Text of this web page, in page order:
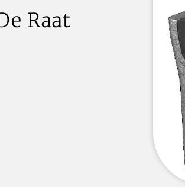
Raat